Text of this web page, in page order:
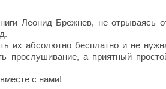
Леонид Брежнев, не отрываясь
их абсолютно бесплатно и не
прослушивание, а приятный
с нами!